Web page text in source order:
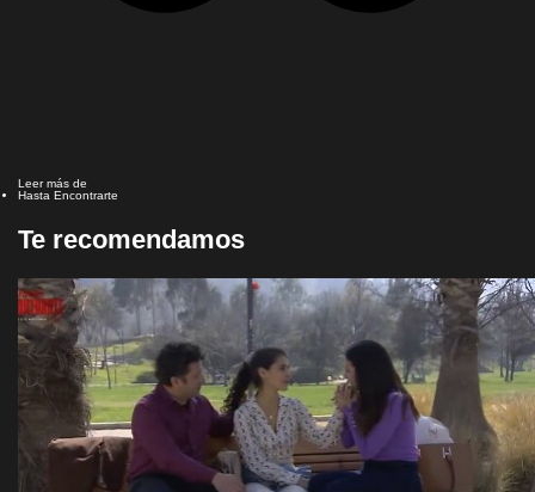
Leer más de
Hasta Encontrarte
Te recomendamos